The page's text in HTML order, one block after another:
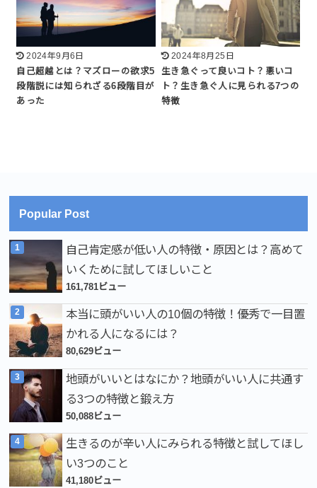
2024年9月6日
自己超越とは？マズローの欲求5
段階説には知られざる6段階目が
あった
2024年8月25日
生き急ぐって良いコト？悪いコ
ト？生き急ぐ人に見られる7つの
特徴
Popular Post
自己肯定感が低い人の特徴・原因とは？高めて
いくために試してほしいこと
161,781ビュー
本当に頭がいい人の10個の特徴！優秀で一目置
かれる人になるには？
80,629ビュー
地頭がいいとはなにか？地頭がいい人に共通す
る3つの特徴と鍛え方
50,088ビュー
生きるのが辛い人にみられる特徴と試してほし
い3つのこと
41,180ビュー